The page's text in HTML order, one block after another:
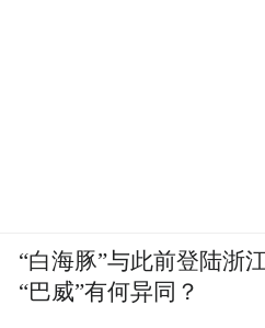
“白海豚”与此前登陆浙
“巴威”有何异同？